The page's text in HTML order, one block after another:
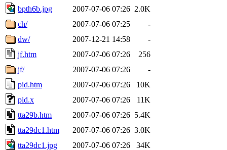
bpth6b.jpg
2007-07-06 07:26 2.0K
ch/
2007-07-06 07:25
-
dw/
2007-12-21 14:58
-
jf.htm
2007-07-06 07:26
256
jf/
2007-07-06 07:26
-
pid.htm
2007-07-06 07:26
10K
pid.x
2007-07-06 07:26
11K
tta29b.htm
2007-07-06 07:26 5.4K
tta29dc1.htm
2007-07-06 07:26 3.0K
tta29dc1.jpg
2007-07-06 07:26
34K